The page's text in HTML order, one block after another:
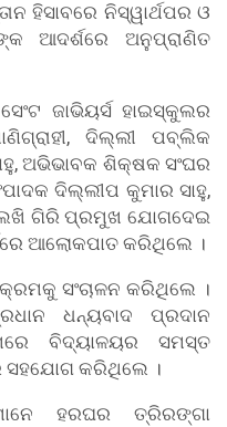
ହିସାବରେ ନିସ୍ୱାର୍ଥପର ଓ
ଆଦର୍ଶରେ ଅନୁପ୍ରାଣିତ
ଜାଭିୟର୍ସ ହାଇସ୍କୁଲର
ଦିଲ୍ଲୀ ପବ୍ଲିକ
ଅଭିଭାବକ ଶିକ୍ଷକ ସଂଘର
ଦିଲ୍ଲୀପ କୁମାର ସାହୁ,
ଲଖି ଗିରି ପ୍ରମୁଖ ଯୋଗଦେଇ
ଆଲୋକପାତ କରିଥିଲେ ।
ସଂଚାଳନ କରିଥିଲେ ।
ଧନ୍ୟବାଦ ପ୍ରଦାନ
ବିଦ୍ୟାଳୟର ସମସ୍ତ
ସହଯୋଗ କରିଥିଲେ ।
ହରଘର ତ୍ରିରଙ୍ଗା